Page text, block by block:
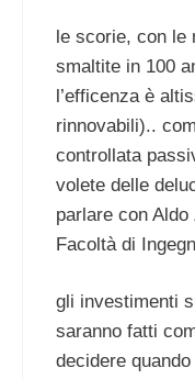
le scorie, con le
smaltite in 100
l’efficenza è
rinnovabili)..
controllata
volete delle
parlare con
Facoltà di
gli investimenti
saranno fatti
decidere